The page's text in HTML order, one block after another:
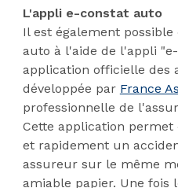
L'appli e-constat auto
Il est également
auto à l'aide de l'appli
application officielle des
développée par France
professionnelle de
Cette application
et rapidement un
assureur sur le même
amiable papier. Une fois